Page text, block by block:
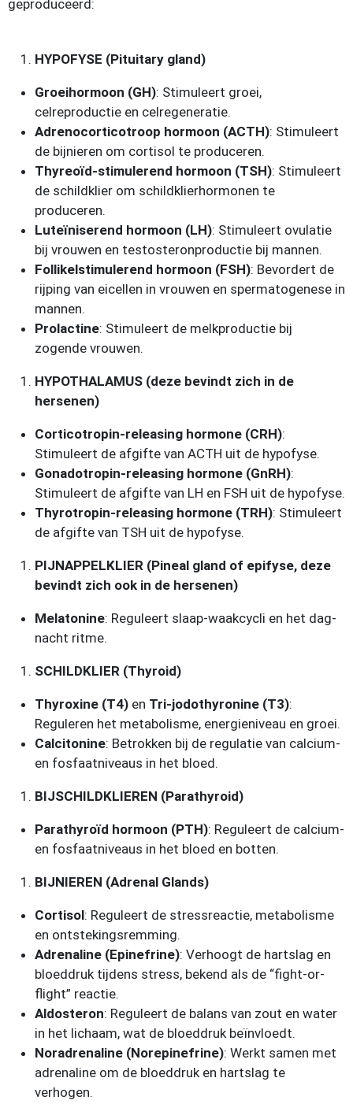
geproduceerd:
HYPOFYSE (Pituitary gland)
Groeihormoon (GH): Stimuleert groei,
celreproductie en celregeneratie.
Adrenocorticotroop hormoon (ACTH): Stimuleert
de bijnieren om cortisol te produceren.
Thyreoïd-stimulerend hormoon (TSH): Stimuleert
de schildklier om schildklierhormonen te
produceren.
Luteïniserend hormoon (LH): Stimuleert ovulatie
bij vrouwen en testosteronproductie bij mannen.
Follikelstimulerend hormoon (FSH): Bevordert de
rijping van eicellen in vrouwen en spermatogenese in
mannen.
Prolactine: Stimuleert de melkproductie bij
zogende vrouwen.
HYPOTHALAMUS (deze bevindt zich in de
hersenen)
Corticotropin-releasing hormone (CRH):
Stimuleert de afgifte van ACTH uit de hypofyse.
Gonadotropin-releasing hormone (GnRH):
Stimuleert de afgifte van LH en FSH uit de hypofyse.
Thyrotropin-releasing hormone (TRH): Stimuleert
de afgifte van TSH uit de hypofyse.
PIJNAPPELKLIER (Pineal gland of epifyse, deze
bevindt zich ook in de hersenen)
Melatonine: Reguleert slaap-waakcycli en het dag-
nacht ritme.
SCHILDKLIER (Thyroid)
Thyroxine (T4) en Tri-jodothyronine (T3):
Reguleren het metabolisme, energieniveau en groei.
Calcitonine: Betrokken bij de regulatie van calcium-
en fosfaatniveaus in het bloed.
BIJSCHILDKLIEREN (Parathyroid)
Parathyroïd hormoon (PTH): Reguleert de calcium-
en fosfaatniveaus in het bloed en botten.
BIJNIEREN (Adrenal Glands)
Cortisol: Reguleert de stressreactie, metabolisme
en ontstekingsremming.
Adrenaline (Epinefrine): Verhoogt de hartslag en
bloeddruk tijdens stress, bekend als de “fight-or-
flight” reactie.
Aldosteron: Reguleert de balans van zout en water
in het lichaam, wat de bloeddruk beïnvloedt.
Noradrenaline (Norepinefrine): Werkt samen met
adrenaline om de bloeddruk en hartslag te
verhogen.